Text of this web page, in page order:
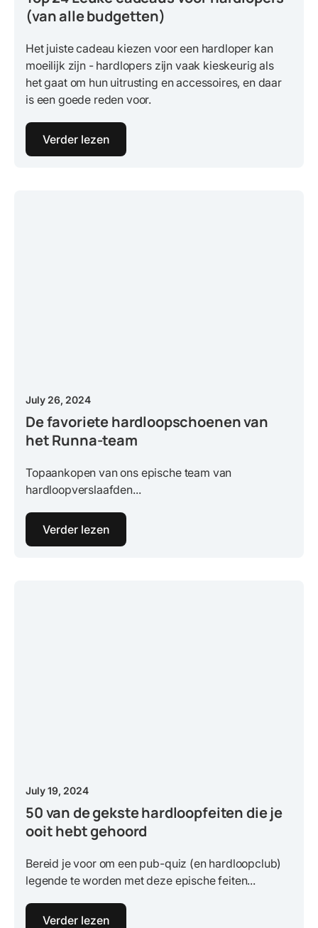
(van alle budgetten)
Het juiste cadeau kiezen voor een hardloper kan
moeilijk zijn - hardlopers zijn vaak kieskeurig als
het gaat om hun uitrusting en accessoires, en daar
is een goede reden voor.
Verder lezen
July 26, 2024
De favoriete hardloopschoenen van
het Runna-team
Topaankopen van ons epische team van
hardloopverslaafden...
Verder lezen
July 19, 2024
50 van de gekste hardloopfeiten die je
ooit hebt gehoord
Bereid je voor om een pub-quiz (en hardloopclub)
legende te worden met deze epische feiten...
Verder lezen